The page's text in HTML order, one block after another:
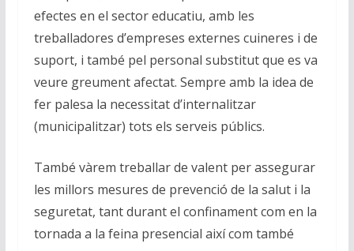
efectes en el sector educatiu, amb les
treballadores d’empreses externes cuineres i de
suport, i també pel personal substitut que es va
veure greument afectat. Sempre amb la idea de
fer palesa la necessitat d’internalitzar
(municipalitzar) tots els serveis públics.
També vàrem treballar de valent per assegurar
les millors mesures de prevenció de la salut i la
seguretat, tant durant el confinament com en la
tornada a la feina presencial així com també